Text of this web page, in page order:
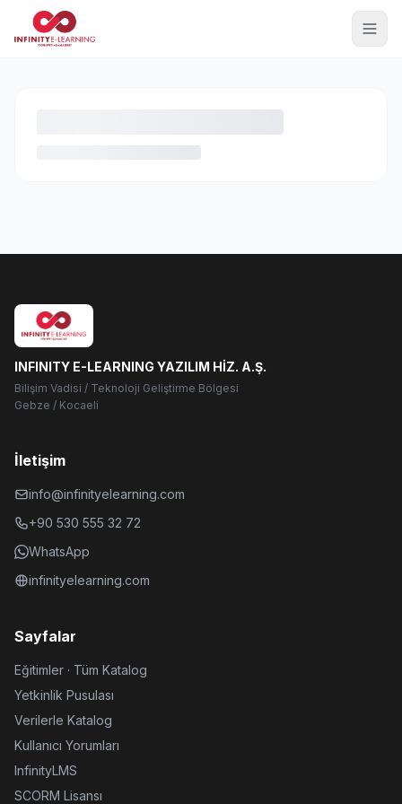
INFINITY E-LEARNING YAZILIM HİZ. A.Ş.
Bilişim Vadisi / Teknoloji Geliştirme Bölgesi
Gebze / Kocaeli
İletişim
info@infinityelearning.com
+90 530 555 32 72
WhatsApp
infinityelearning.com
Sayfalar
Eğitimler · Tüm Katalog
Yetkinlik Pusulası
Verilerle Katalog
Kullanıcı Yorumları
InfinityLMS
SCORM Lisansı